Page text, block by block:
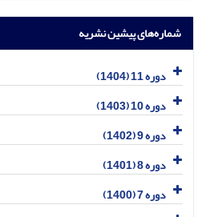
شماره‌های پیشین نشریه
دوره 11 (1404)
دوره 10 (1403)
دوره 9 (1402)
دوره 8 (1401)
دوره 7 (1400)